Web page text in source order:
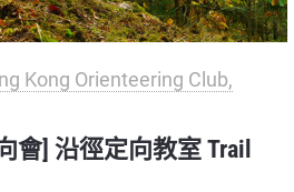
Kong Orienteering Club,
會] 沿徑定向教室 Trail